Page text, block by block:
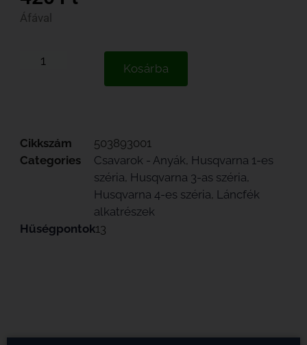
Áfával
Kosárba
Cikkszám
503893001
Categories
Csavarok - Anyák, Husqvarna 1-es
széria, Husqvarna 3-as széria,
Husqvarna 4-es széria, Láncfék
alkatrészek
Hűségpontok13